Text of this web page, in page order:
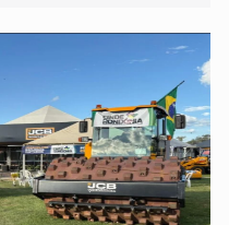
ABAV faz evento em